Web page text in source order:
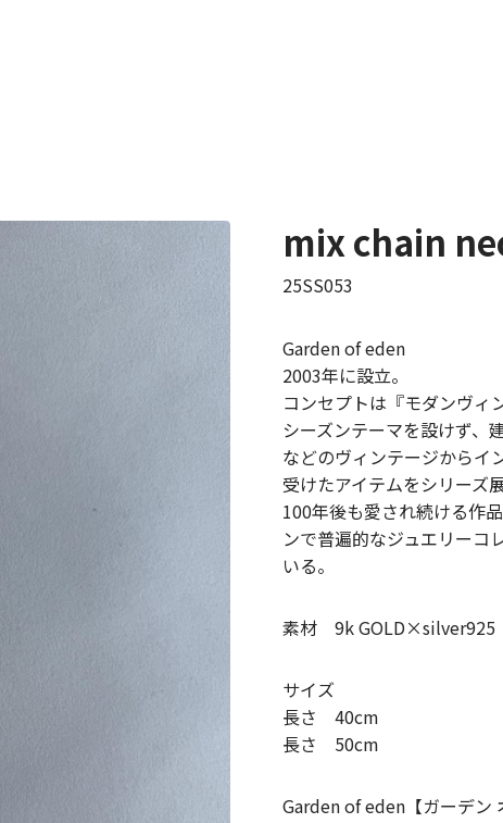
mix chain
25SS053
Garden of eden
2003年に設立。
コンセプトは『モダンヴィ
シーズンテーマを設けず、
などのヴィンテージからイ
受けたアイテムをシリーズ展
100年後も愛され続ける作
ンで普遍的なジュエリーコ
いる。
素材 9k GOLD×silver925
サイズ
長さ 40cm
長さ 50cm
Garden of eden【ガーデン